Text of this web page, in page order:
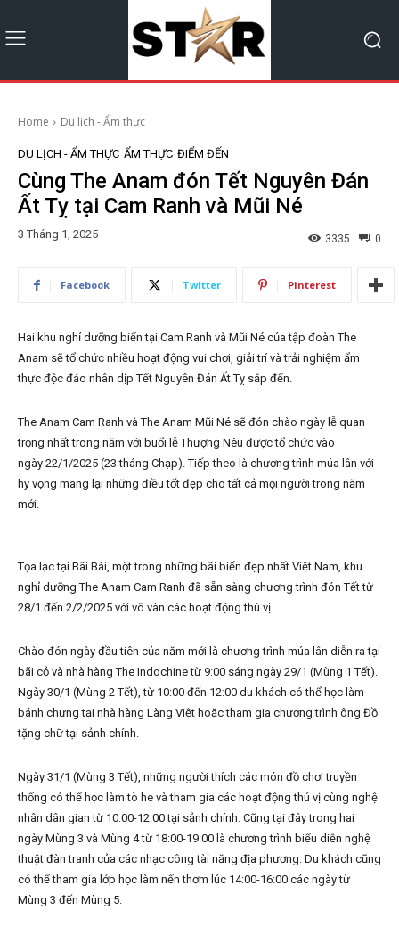
Home Du lịch - Ẩm thực
DU LỊCH - ẨM THỰC ẨM THỰC ĐIỂM ĐẾN
Cùng The Anam đón Tết Nguyên Đán
Ất Tỵ tại Cam Ranh và Mũi Né
3 Tháng 1, 2025 0
3335
Facebook Twitter Pinterest
Hai khu nghỉ dưỡng biển tại Cam Ranh và Mũi Né của tập đoàn The
Anam sẽ tổ chức nhiều hoạt động vui chơi, giải trí và trải nghiệm ẩm
thực độc đáo nhân dịp Tết Nguyên Đán Ất Tỵ sắp đến.
The Anam Cam Ranh và The Anam Mũi Né sẽ đón chào ngày lễ quan
trọng nhất trong năm với buổi lễ Thượng Nêu được tổ chức vào
ngày 22/1/2025 (23 tháng Chạp). Tiếp theo là chương trình múa lân với
hy vọng mang lại những điều tốt đẹp cho tất cả mọi người trong năm
mới.
Tọa lạc tại Bãi Bài, một trong những bãi biển đẹp nhất Việt Nam, khu
nghỉ dưỡng The Anam Cam Ranh đã sẵn sàng chương trình đón Tết từ
28/1 đến 2/2/2025 với vô vàn các hoạt động thú vị.
Chào đón ngày đầu tiên của năm mới là chương trình múa lân diễn ra tại
bãi cỏ và nhà hàng The Indochine từ 9:00 sáng ngày 29/1 (Mùng 1 Tết).
Ngày 30/1 (Mùng 2 Tết), từ 10:00 đến 12:00 du khách có thể học làm
bánh chưng tại nhà hàng Làng Việt hoặc tham gia chương trình ông Đồ
tặng chữ tại sảnh chính.
Ngày 31/1 (Mùng 3 Tết), những người thích các món đồ chơi truyền
thống có thể học làm tò he và tham gia các hoạt động thú vị cùng nghệ
nhân dân gian từ 10:00-12:00 tại sảnh chính. Cũng tại đây trong hai
ngày Mùng 3 và Mùng 4 từ 18:00-19:00 là chương trình biểu diễn nghệ
thuật đàn tranh của các nhạc công tài năng địa phương. Du khách cũng
có thể tham gia lớp học làm nến thơm lúc 14:00-16:00 các ngày từ
Mùng 3 đến Mùng 5.